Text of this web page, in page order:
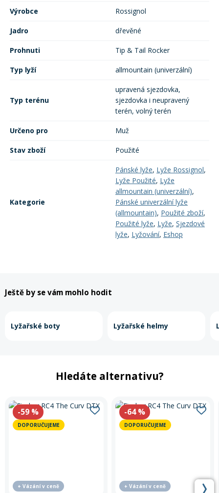
Výrobce Rossignol
Jadro dřevěné
Prohnuti Tip & Tail Rocker
Typ lyží allmountain (univerzální)
Typ terénu
upravená sjezdovka,
sjezdovka i neupravený
terén, volný terén
Určeno pro Muž
Stav zboží Použité
Kategorie
Pánské lyže, Lyže Rossignol,
Lyže Použité, Lyže
allmountain (univerzální),
Pánské univerzální lyže
(allmountain), Použité zboží,
Použité lyže, Lyže, Sjezdové
lyže, Lyžování, Eshop
Ještě by se vám mohlo hodit
Lyžařské boty Lyžařské helmy
Hledáte alternativu?
-59 %
DOPORUČUJEME
+ Vázání v ceně
-64%
DOPORUČUJEME
+ Vázání v ceně